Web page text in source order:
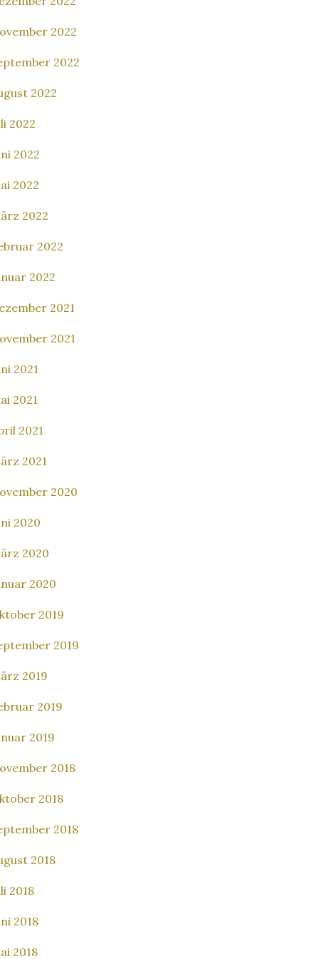
2022
2022
2022
2022
2022
2022
2022
2022
2022
2021
2021
2021
2021
2021
2021
2020
2020
2020
2020
2019
2019
2019
2019
2019
2018
2018
2018
2018
2018
2018
2018